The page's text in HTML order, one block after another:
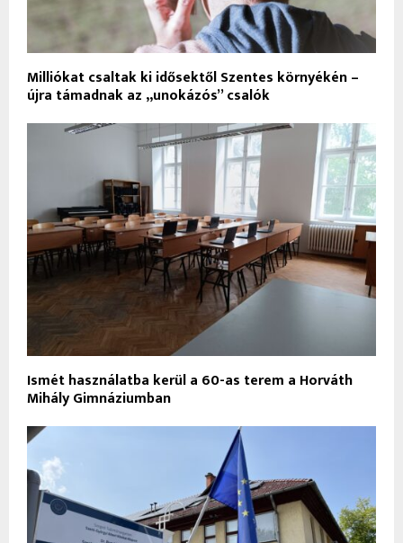
Milliókat csaltak ki idősektől Szentes környékén –
újra támadnak az „unokázós” csalók
Ismét használatba kerül a 60-as terem a Horváth
Mihály Gimnáziumban